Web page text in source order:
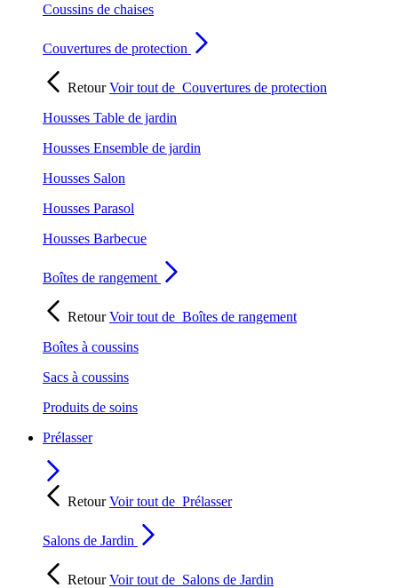
Coussins de chaises
Couvertures de protection
RetourVoir tout de Couvertures de protection
Housses Table de jardin
Housses Ensemble de jardin
Housses Salon
Housses Parasol
Housses Barbecue
Boîtes de rangement
RetourVoir tout de Boîtes de rangement
Boîtes à coussins
Sacs à coussins
Produits de soins
Prélasser
RetourVoir tout de Prélasser
Salons de Jardin
RetourVoir tout de Salons de Jardin